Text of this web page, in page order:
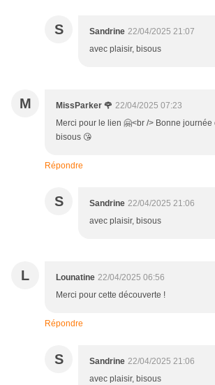
S Sandrine 22/04/2025 21:07
avec plaisir, bisous
M MissParker 🌹 22/04/2025 07:23
Merci pour le lien 🤗<br /> Bonne
bisous 😘
Répondre
S Sandrine 22/04/2025 21:06
avec plaisir, bisous
L Lounatine 22/04/2025 06:56
Merci pour cette découverte !
Répondre
S Sandrine 22/04/2025 21:06
avec plaisir, bisous